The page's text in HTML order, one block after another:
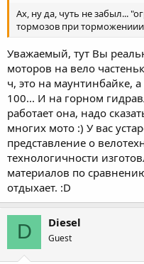
Ах, ну да, чуть не забыл...
тормозов при
Уважаемый, тут Вы
моторов на вело
ч, это на маунтинбайке,
100... И на горном
работает она, надо
многих мото :) У вас
представление о
технологичности
материалов по
отдыхает. :D
D Diesel
Guest